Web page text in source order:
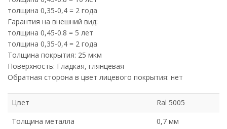
толщина 0,35-0,4 = 2 года
Гарантия на внешний вид:
толщина 0,45-0.8 = 5 лет
толщина 0,35-0,4 = 2 года
Толщина покрытия: 25 мкм
Поверхность: Гладкая, глянцевая
Обратная сторона в цвет лицевого покрытия: нет
Цвет
Ral 5005
Толщина металла
0,7 мм